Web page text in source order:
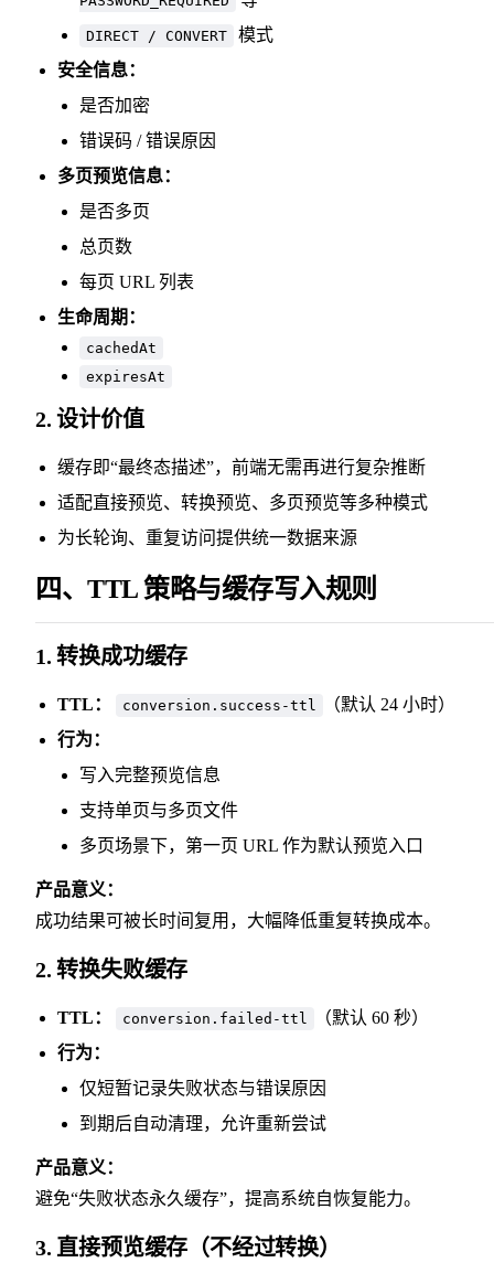
DIRECT / CONVERT
模式
安全信息：
是否加密
错误码 / 错误原因
多页预览信息：
是否多页
总页数
每页 URL 列表
生命周期：
cachedAt
expiresAt
2. 设计价值
缓存即“最终态描述”，前端无需再进行复杂推断
适配直接预览、转换预览、多页预览等多种模式
为长轮询、重复访问提供统一数据来源
四、TTL 策略与缓存写入规则
1. 转换成功缓存
TTL： conversion.success-ttl
（默认 24 小时）
行为：
写入完整预览信息
支持单页与多页文件
多页场景下，第一页 URL 作为默认预览入口
产品意义：
成功结果可被长时间复用，大幅降低重复转换成本。
2. 转换失败缓存
TTL： conversion.failed-ttl
（默认 60 秒）
行为：
仅短暂记录失败状态与错误原因
到期后自动清理，允许重新尝试
产品意义：
避免“失败状态永久缓存”，提高系统自恢复能力。
3. 直接预览缓存（不经过转换）